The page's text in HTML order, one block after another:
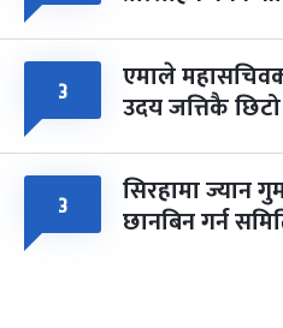
३ एमाले
उदय जत्तिकै
३ सिरहामा ज्यान
छानबिन गर्न